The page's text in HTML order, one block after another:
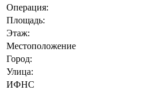
Операция:
Площадь:
Этаж:
Местоположение
Город:
Улица:
ИФНС